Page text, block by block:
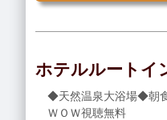
ホテルルートイ
◆天然温泉大浴場◆朝
ＷＯＷ視聴無料